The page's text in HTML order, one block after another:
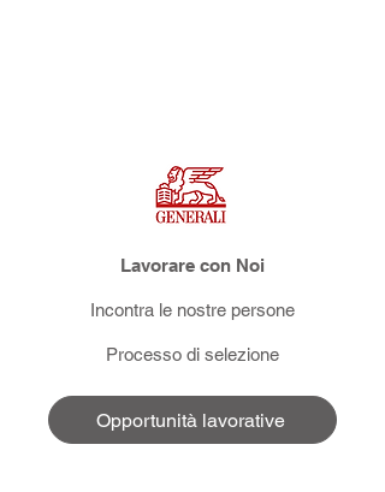
Lavorare con Noi
Incontra le nostre persone
Processo di selezione
Opportunità lavorative